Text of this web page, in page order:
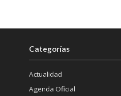
Categorías
Actualidad
Agenda Oficial